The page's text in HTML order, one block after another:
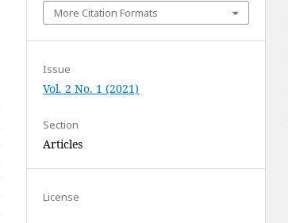
More Citation Formats
Issue
Vol. 2 No. 1 (2021)
Section
Articles
License